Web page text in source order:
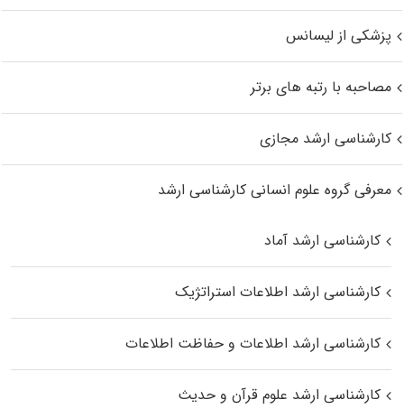
پزشکی از لیسانس
مصاحبه با رتبه های برتر
کارشناسی ارشد مجازی
معرفی گروه علوم انسانی کارشناسی ارشد
کارشناسی ارشد آماد
کارشناسی ارشد اطلاعات استراتژیک
کارشناسی ارشد اطلاعات و حفاظت اطلاعات
کارشناسی ارشد علوم قرآن و حدیث